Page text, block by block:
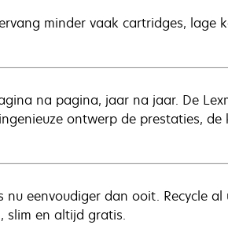
minder vaak cartridges, lage
na pagina, jaar na jaar. De
ontwerp de prestaties,
eenvoudiger dan ooit. Recycle
slim en altijd gratis.